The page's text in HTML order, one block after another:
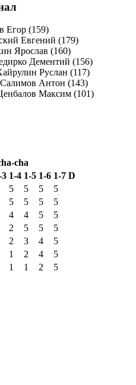
Егор (159)
Евгений (179)
Ярослав (160)
Дементий (156)
Руслан (117)
Антон (143)
Максим (101)
cha
3 1-4 1-5 1-6 1-7 D
5 5 5
5
5 5 5
5
4 4 5
5
2 5 5
5
2 3 4
5
1 2 4
5
1 1 2 5